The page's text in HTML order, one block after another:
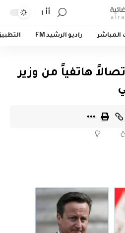
أأ
المباشر راديو الرشيد FM
هاتفياً من وزير